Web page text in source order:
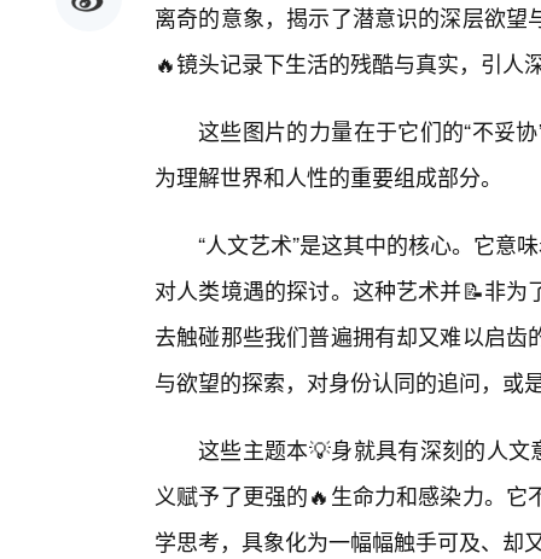
离奇的意象，揭示了潜意识的深层欲
🔥镜头记录下生活的残酷与真实，引人
这些图片的力量在于它们的“不妥
为理解世界和人性的重要组成部分。
“人文艺术”是这其中的核心。它意
对人类境遇的探讨。这种艺术并📝非
去触碰那些我们普遍拥有却又难以启
与欲望的探索，对身份认同的追问，或
这些主题本💡身就具有深刻的人文
义赋予了更强的🔥生命力和感染力。
学思考，具象化为一幅幅触手可及、却